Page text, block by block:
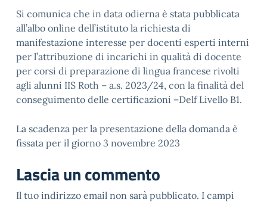
Si comunica che in data odierna è stata pubblicata
all’albo online dell’istituto la richiesta di
manifestazione interesse per docenti esperti interni
per l’attribuzione di incarichi in qualità di docente
per corsi di preparazione di lingua francese rivolti
agli alunni IIS Roth – a.s. 2023/24, con la finalità del
conseguimento delle certificazioni –Delf Livello B1.
La scadenza per la presentazione della domanda è
fissata per il giorno 3 novembre 2023
Lascia un commento
Il tuo indirizzo email non sarà pubblicato. I campi